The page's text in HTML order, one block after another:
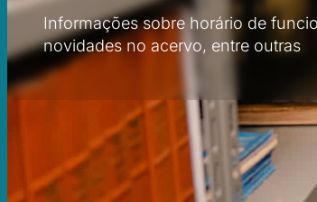
Informações sobre horário de
novidades no acervo, entre outras